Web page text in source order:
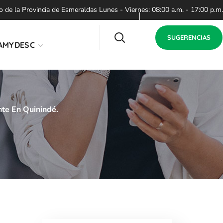
la Provincia de Esmeraldas Lunes - Viernes: 08:00 a.m. - 17:00 p.m.
SUGERENCIAS
En Quinindé.